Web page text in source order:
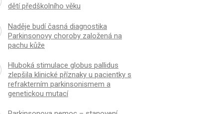
dětí předškolního věku
Naděje budí časná diagnostika
Parkinsonovy choroby založená na
pachu kůže
Hluboká stimulace globus pallidus
zlepšila klinické příznaky u pacientky s
refrakterním parkinsonismem a
genetickou mutací